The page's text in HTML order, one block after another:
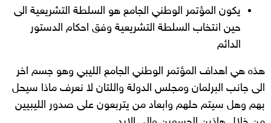
يكون المؤتمر الوطني الجامع هو السلطة التشريعية الى
حين انتخاب السلطة التشريعية وفق احكام الدستور
الدائم
هذه هي اهداف المؤتمر الوطني الجامع الليبي وهو جسم اخر
الى جانب البرلمان ومجلس الدولة واللتان لا نعرف ماذا سيحل
بهم وهل سيتم حلهم وابعاد من يتربعون على صدور الليبيين